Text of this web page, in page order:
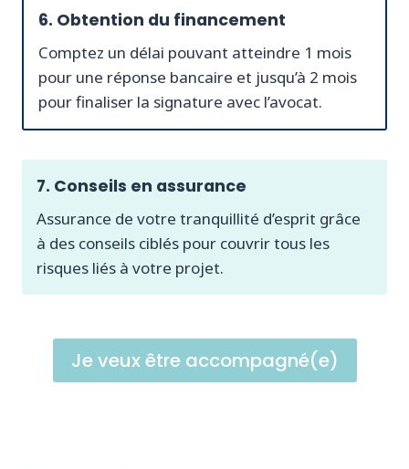
6. Obtention du financement
Comptez un délai pouvant atteindre 1 mois
pour une réponse bancaire et jusqu’à 2 mois
pour finaliser la signature avec l’avocat.
7. Conseils en assurance
Assurance de votre tranquillité d’esprit grâce
à des conseils ciblés pour couvrir tous les
risques liés à votre projet.
Je veux être accompagné(e)